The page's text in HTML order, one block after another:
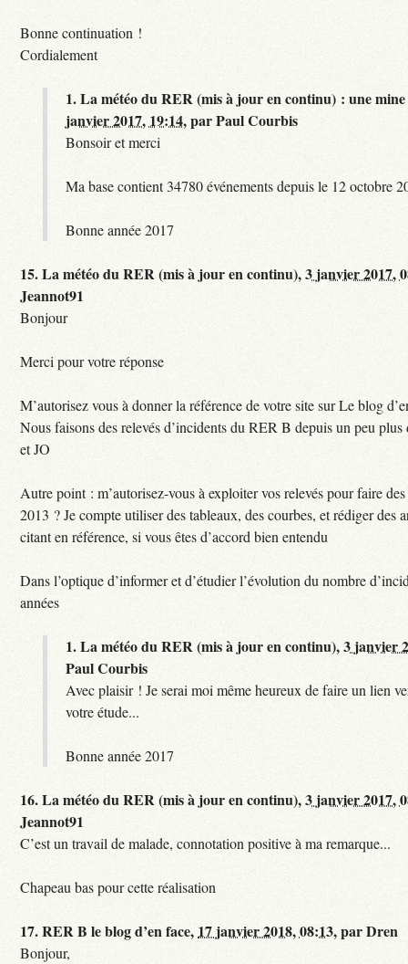
Bonne continuation !
Cordialement
1.La météo du RER (mis à jour en continu) : une
janvier 2017, 19:14,parPaul Courbis
Bonsoir et merci
Ma base contient 34780 événements depuis le 12 octobre
Bonne année 2017
15.La météo du RER (mis à jour en continu),3 janvier 2017,
Jeannot91
Bonjour
Merci pour votre réponse
M’autorisez vous à donner la référence de votre site sur Le blog
Nous faisons des relevés d’incidents du RER B depuis un peu
et JO
Autre point : m’autorisez-vous à exploiter vos relevés pour faire
2013 ? Je compte utiliser des tableaux, des courbes, et rédiger des
citant en référence, si vous êtes d’accord bien entendu
Dans l’optique d’informer et d’étudier l’évolution du nombre
années
1.La météo du RER (mis à jour en continu),3 janvier
Paul Courbis
Avec plaisir ! Je serai moi même heureux de faire un lien
votre étude...
Bonne année 2017
16.La météo du RER (mis à jour en continu),3 janvier 2017,
Jeannot91
C’est un travail de malade, connotation positive à ma remarque...
Chapeau bas pour cette réalisation
17.RER B le blog d’en face, 17 janvier 2018, 08:13,parDren
Bonjour,